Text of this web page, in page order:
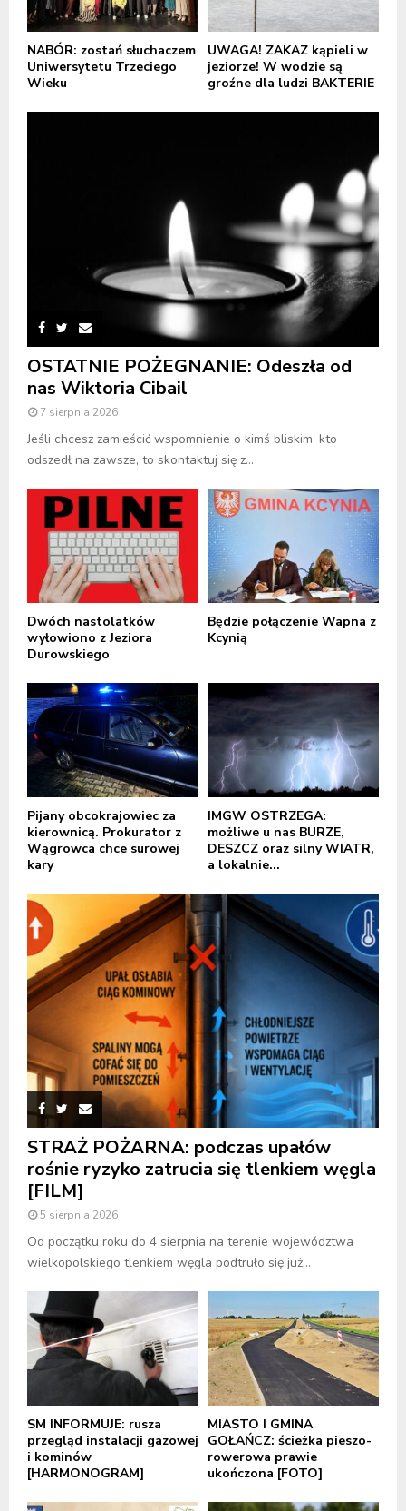
NABÓR: zostań słuchaczem
Uniwersytetu Trzeciego
Wieku
UWAGA! ZAKAZ kąpieli w
jeziorze! W wodzie są
groźne dla ludzi BAKTERIE
OSTATNIE POŻEGNANIE: Odeszła od
nas Wiktoria Cibail
7 sierpnia 2026
Jeśli chcesz zamieścić wspomnienie o kimś bliskim, kto
odszedł na zawsze, to skontaktuj się z...
Dwóch nastolatków
wyłowiono z Jeziora
Durowskiego
Będzie połączenie Wapna z
Kcynią
Pijany obcokrajowiec za
kierownicą. Prokurator z
Wągrowca chce surowej
kary
IMGW OSTRZEGA:
możliwe u nas BURZE,
DESZCZ oraz silny WIATR,
a lokalnie...
STRAŻ POŻARNA: podczas upałów
rośnie ryzyko zatrucia się tlenkiem węgla
[FILM]
5 sierpnia 2026
Od początku roku do 4 sierpnia na terenie województwa
wielkopolskiego tlenkiem węgla podtruło się już...
SM INFORMUJE: rusza
przegląd instalacji gazowej
i kominów
[HARMONOGRAM]
MIASTO I GMINA
GOŁAŃCZ: ścieżka pieszo-
rowerowa prawie
ukończona [FOTO]